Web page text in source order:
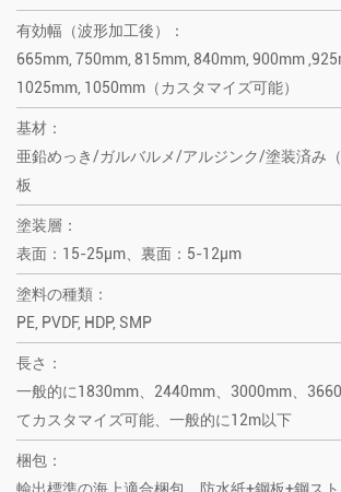
有効幅（波形加工後）：
665mm, 750mm, 815mm, 840mm, 900mm
1025mm, 1050mm（カスタマイズ可能）
基材：
亜鉛めっき/ガルバルメ/アルジンク/塗装済み
板
塗装層：
表面：15-25μm、裏面：5-12μm
塗料の種類：
PE, PVDF, HDP, SMP
長さ：
一般的に1830mm、2440mm、3000mm、
てカスタマイズ可能、一般的に12m以下
梱包：
輸出標準の海上適合梱包。防水紙+鋼板+鋼ス